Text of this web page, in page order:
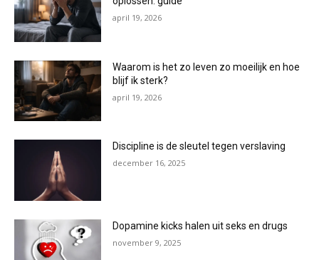
april 19, 2026
Waarom is het zo leven zo moeilijk en hoe
blijf ik sterk?
april 19, 2026
Discipline is de sleutel tegen verslaving
december 16, 2025
Dopamine kicks halen uit seks en drugs
november 9, 2025